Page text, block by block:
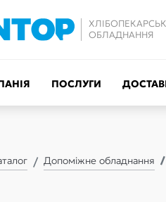
ОБЛАДНАННЯ
ПОСЛУГИ
Допоміжне обладнання